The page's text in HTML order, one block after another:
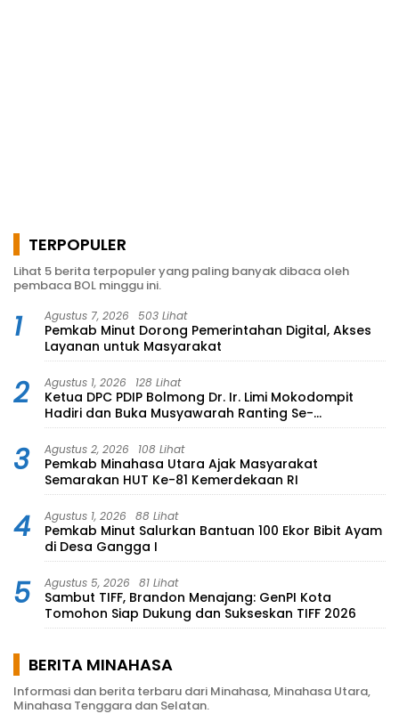
TERPOPULER
Lihat 5 berita terpopuler yang paling banyak dibaca oleh
pembaca BOL minggu ini.
1 Agustus 7, 2026 503 Lihat
Pemkab Minut Dorong Pemerintahan Digital, Akses
Layanan untuk Masyarakat
2 Agustus 1, 2026 128 Lihat
Ketua DPC PDIP Bolmong Dr. Ir. Limi Mokodompit
Hadiri dan Buka Musyawarah Ranting Se-
Kecamatan Lolayan
3 Agustus 2, 2026 108 Lihat
Pemkab Minahasa Utara Ajak Masyarakat
Semarakan HUT Ke-81 Kemerdekaan RI
4 Agustus 1, 2026 88 Lihat
Pemkab Minut Salurkan Bantuan 100 Ekor Bibit Ayam
di Desa Gangga I
5 Agustus 5, 2026 81 Lihat
Sambut TIFF, Brandon Menajang: ​GenPI Kota
Tomohon Siap Dukung dan Sukseskan TIFF 2026
BERITA MINAHASA
Informasi dan berita terbaru dari Minahasa, Minahasa Utara,
Minahasa Tenggara dan Selatan.